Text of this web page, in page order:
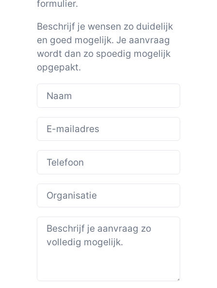
formulier.
Beschrijf je wensen zo duidelijk
en goed mogelijk. Je aanvraag
wordt dan zo spoedig mogelijk
opgepakt.